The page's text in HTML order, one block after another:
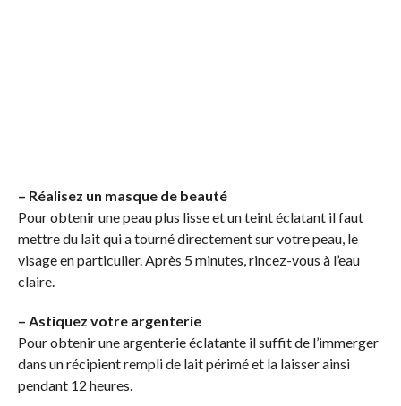
– Réalisez un masque de beauté
Pour obtenir une peau plus lisse et un teint éclatant il faut
mettre du lait qui a tourné directement sur votre peau, le
visage en particulier. Après 5 minutes, rincez-vous à l’eau
claire.
– Astiquez votre argenterie
Pour obtenir une argenterie éclatante il suffit de l’immerger
dans un récipient rempli de lait périmé et la laisser ainsi
pendant 12 heures.